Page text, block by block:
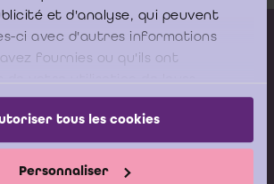
et d'analyse, qui peuvent
ci avec d'autres informations
fournies ou qu'ils ont
tous les cookies
Personnaliser